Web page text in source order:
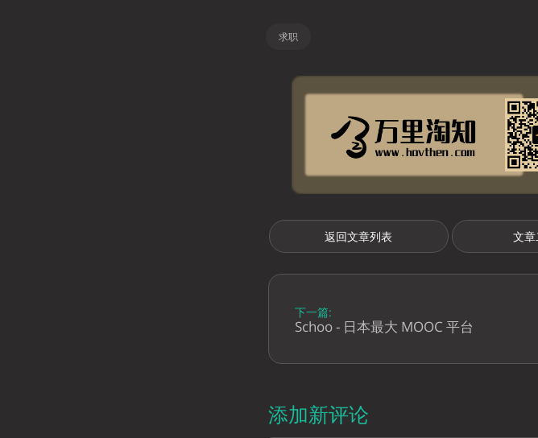
求职
返回文章列表 文
下一篇:
Schoo - 日本最大 MOOC 平台
添加新评论